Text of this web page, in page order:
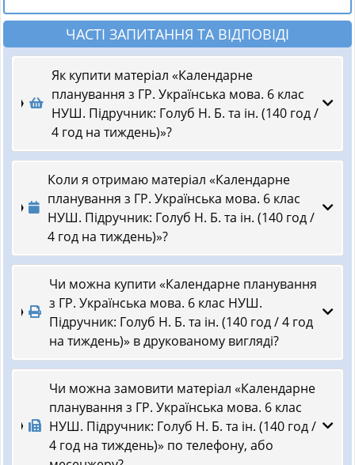
ЧАСТІ ЗАПИТАННЯ ТА ВІДПОВІДІ
Як купити матеріал «Календарне
планування з ГР. Українська мова. 6 клас
НУШ. Підручник: Голуб Н. Б. та ін. (140 год /
4 год на тиждень)»?
Коли я отримаю матеріал «Календарне
планування з ГР. Українська мова. 6 клас
НУШ. Підручник: Голуб Н. Б. та ін. (140 год /
4 год на тиждень)»?
Чи можна купити «Календарне планування
з ГР. Українська мова. 6 клас НУШ.
Підручник: Голуб Н. Б. та ін. (140 год / 4 год
на тиждень)» в друкованому вигляді?
Чи можна замовити матеріал «Календарне
планування з ГР. Українська мова. 6 клас
НУШ. Підручник: Голуб Н. Б. та ін. (140 год /
4 год на тиждень)» по телефону, або